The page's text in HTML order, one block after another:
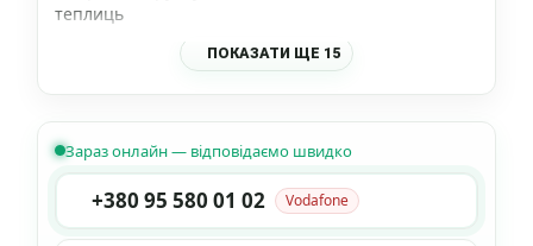
теплиць
ПОКАЗАТИ ЩЕ 15
Зараз онлайн — відповідаємо швидко
+380 95 580 01 02 Vodafone